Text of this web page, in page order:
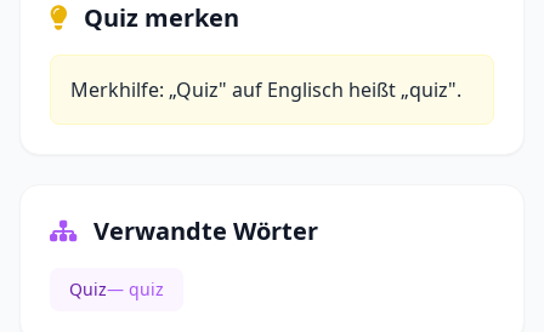
Quiz merken
Merkhilfe: „Quiz" auf Englisch heißt „quiz".
Verwandte Wörter
Quiz— quiz